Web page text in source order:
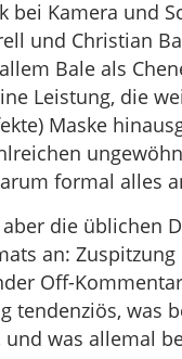
bei Kamera und
und Christian
Bale als
Leistung, die
Maske
formal alles
die üblichen
an:
Off-
tendenziös, was
was allemal